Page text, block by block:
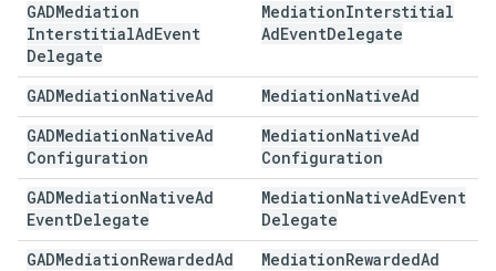
GADMediation
InterstitialAdEvent
Delegate
MediationInterstitial
AdEventDelegate
GADMediationNativeAd MediationNativeAd
GADMediationNativeAd
Configuration
MediationNativeAd
Configuration
GADMediationNativeAd
EventDelegate
MediationNativeAdEvent
Delegate
GADMediationRewardedAd MediationRewardedAd